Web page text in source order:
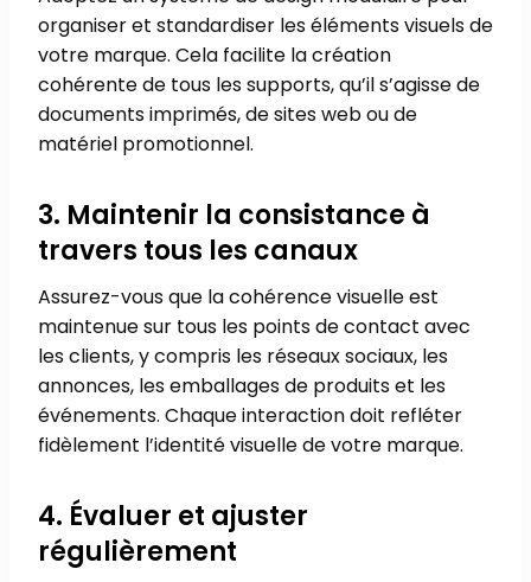
organiser et standardiser les éléments visuels de
votre marque. Cela facilite la création
cohérente de tous les supports, qu’il s’agisse de
documents imprimés, de sites web ou de
matériel promotionnel.
3. Maintenir la consistance à
travers tous les canaux
Assurez-vous que la cohérence visuelle est
maintenue sur tous les points de contact avec
les clients, y compris les réseaux sociaux, les
annonces, les emballages de produits et les
événements. Chaque interaction doit refléter
fidèlement l’identité visuelle de votre marque.
4. Évaluer et ajuster
régulièrement